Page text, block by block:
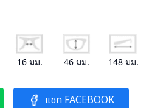
16มม. 46มม. 148มม.
แชท FACEBOOK